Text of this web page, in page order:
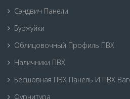
Сэндвич Панели
Буржуйки
Облицовочный Профиль ПВХ
Наличники ПВХ
Бесшовная ПВХ Панель И ПВХ
Фурнитура